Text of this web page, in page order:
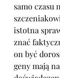
samo czasu
istotna
znać
on być
geny mają